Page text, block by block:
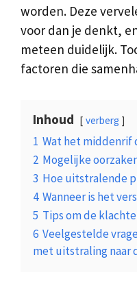
worden. Deze
voor dan je denkt,
meteen duidelijk.
factoren die
Inhoud verberg
1 Wat het middenrif
2 Mogelijke
3 Hoe uitstralende
4 Wanneer is het
5 Tips om de
6 Veelgestelde
met uitstraling naar